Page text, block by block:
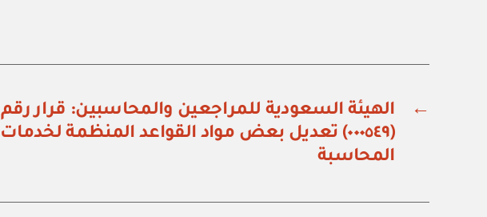
←
الهيئة السعودية للمراجعين والمحاسبين: قرار رقم
(٠٠٠٥٤٩) تعديل بعض مواد القواعد المنظمة لخدمات
المحاسبة